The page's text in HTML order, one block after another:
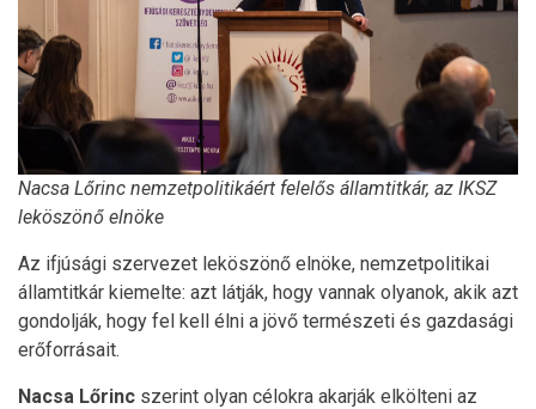
Nacsa Lőrinc nemzetpolitikáért felelős államtitkár, az IKSZ
leköszönő elnöke
Az ifjúsági szervezet leköszönő elnöke, nemzetpolitikai
államtitkár kiemelte: azt látják, hogy vannak olyanok, akik azt
gondolják, hogy fel kell élni a jövő természeti és gazdasági
erőforrásait.
Nacsa Lőrinc szerint olyan célokra akarják elkölteni az